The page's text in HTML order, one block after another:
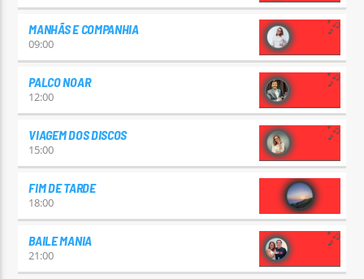
MANHÃS E COMPANHIA
09:00
PALCO NOAR
12:00
VIAGEM DOS DISCOS
15:00
FIM DE TARDE
18:00
BAILE MANIA
21:00